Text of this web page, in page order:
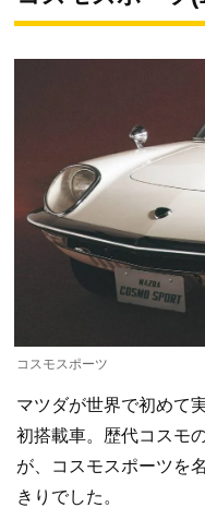
コスモスポーツ
マツダが世界で初めて
初搭載車。歴代コスモ
が、コスモスポーツを
きりでした。